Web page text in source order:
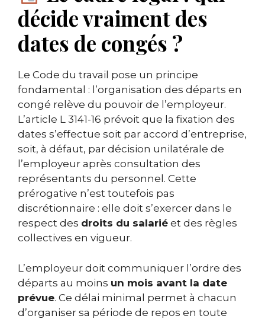
décide vraiment des
dates de congés ?
Le Code du travail pose un principe
fondamental : l’organisation des départs en
congé relève du pouvoir de l’employeur.
L’article L 3141-16 prévoit que la fixation des
dates s’effectue soit par accord d’entreprise,
soit, à défaut, par décision unilatérale de
l’employeur après consultation des
représentants du personnel. Cette
prérogative n’est toutefois pas
discrétionnaire : elle doit s’exercer dans le
respect des droits du salarié et des règles
collectives en vigueur.
L’employeur doit communiquer l’ordre des
départs au moins un mois avant la date
prévue. Ce délai minimal permet à chacun
d’organiser sa période de repos en toute